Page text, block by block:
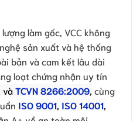
làm gốc, VCC không
sản xuất và hệ thống
bản và cam kết lâu dài
loạt chứng nhận uy tín
vàTCVN 8266:2009 cùng
ISO 9001 ISO 14001